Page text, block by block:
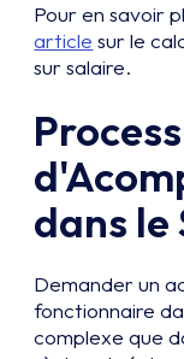
Pour en savoir
article sur le
sur salaire.
dans le
Demander un
fonctionnaire
complexe que